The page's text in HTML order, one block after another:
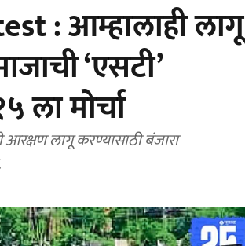
: आम्हालाही लागू
‘एसटी’
ला मोर्चा
लागू करण्यासाठी बंजारा